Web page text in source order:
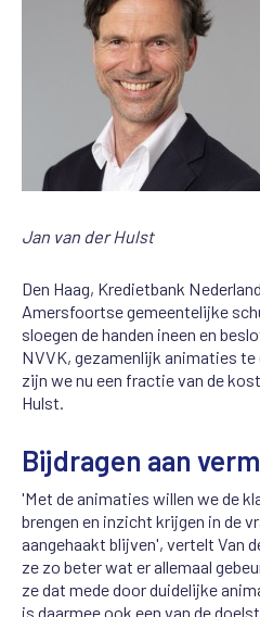
Jan van der Hulst
Den Haag, Kredietbank
Amersfoortse gemeentelijke
sloegen de handen ineen en
NVVK, gezamenlijk animaties te
zijn we nu een fractie van de
Hulst.
Bijdragen aan
'Met de animaties willen we de
brengen en inzicht krijgen in de
aangehaakt blijven', vertelt Van
ze zo beter wat er allemaal
ze dat mede door duidelijke
is daarmee ook een van de